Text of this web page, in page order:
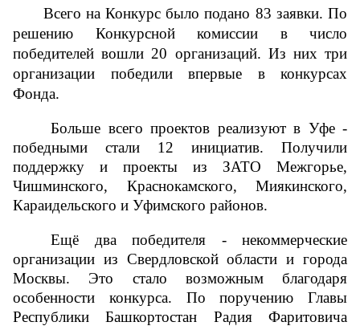
Всего на Конкурс было подано 83 заявки. По
решению Конкурсной комиссии в число
победителей вошли 20 организаций. Из них три
организации победили впервые в конкурсах
Фонда.
Больше всего проектов реализуют в Уфе -
победными стали 12 инициатив. Получили
поддержку и проекты из ЗАТО Межгорье,
Чишминского, Краснокамского, Миякинского,
Караидельского и Уфимского районов.
Ещё два победителя - некоммерческие
организации из Свердловской области и города
Москвы. Это стало возможным благодаря
особенности конкурса. По поручению Главы
Республики Башкортостан Радия Фаритовича